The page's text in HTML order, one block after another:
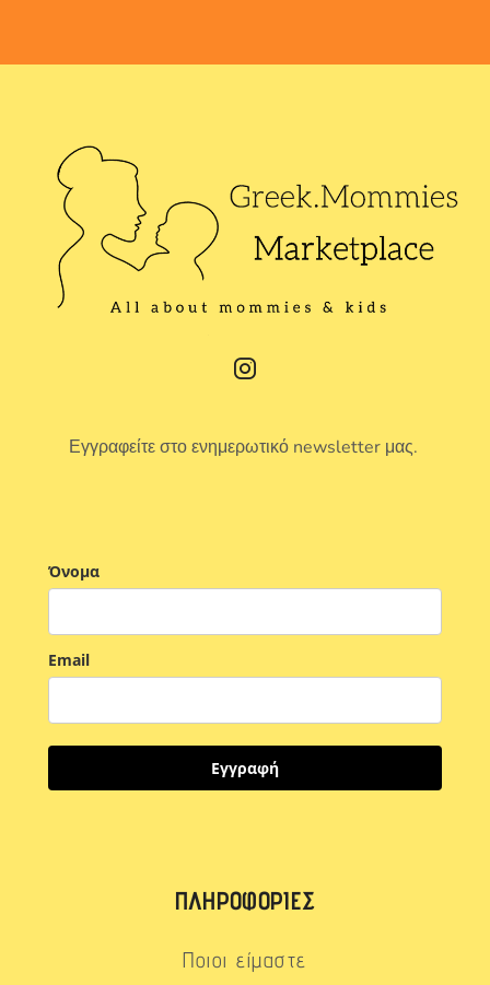
Εγγραφείτε στο ενημερωτικό newsletter μας.
Όνομα
Email
Εγγραφή
ΠΛΗΡΟΦΟΡΊΕΣ
Ποιοι είμαστε